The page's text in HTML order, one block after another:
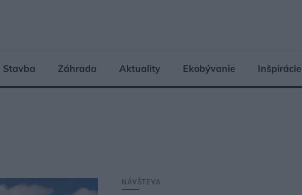
Stavba Záhrada Aktuality Ekobývanie Inšpirácie
NÁVŠTEVA